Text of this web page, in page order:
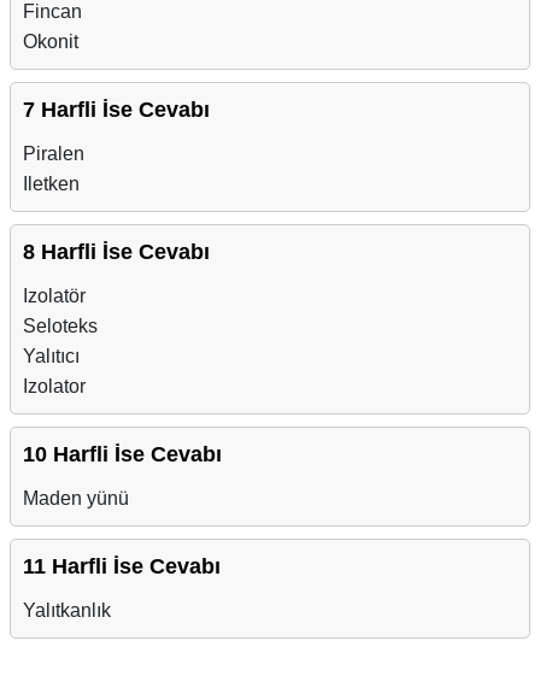
Fincan
Okonit
7 Harfli İse Cevabı
Piralen
Iletken
8 Harfli İse Cevabı
Izolatör
Seloteks
Yalıtıcı
Izolator
10 Harfli İse Cevabı
Maden yünü
11 Harfli İse Cevabı
Yalıtkanlık